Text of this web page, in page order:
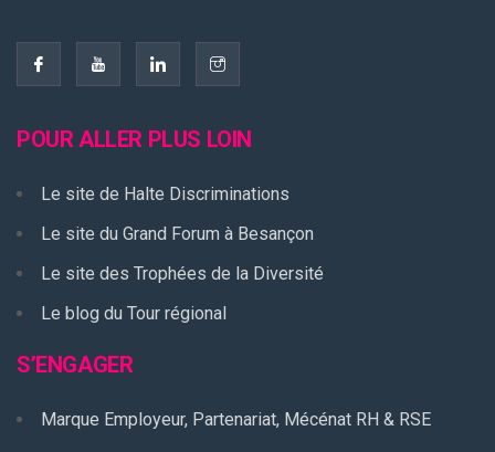
POUR ALLER PLUS LOIN
Le site de Halte Discriminations
Le site du Grand Forum à Besançon
Le site des Trophées de la Diversité
Le blog du Tour régional
S’ENGAGER
Marque Employeur, Partenariat, Mécénat RH & RSE